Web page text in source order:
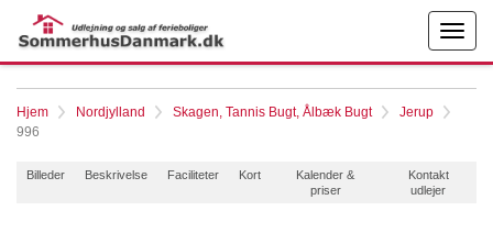
Hjem Nordjylland Skagen, Tannis Bugt, Ålbæk Bugt
Jerup
996
Billeder Beskrivelse Faciliteter Kort
Kalender &
priser
Kontakt
udlejer